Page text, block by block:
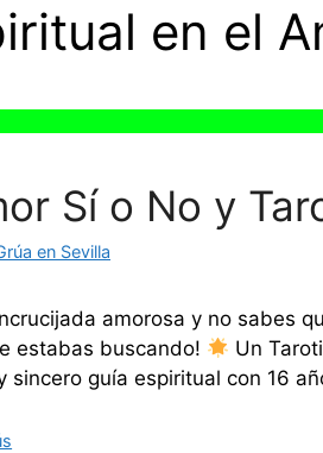
en el
Sí o No y
en Sevilla
amorosa y no sabes
estabas buscando!
Un
sincero guía espiritual con 16